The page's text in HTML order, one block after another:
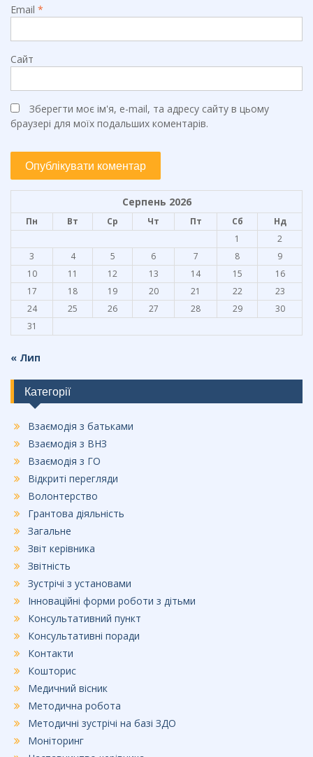
Email *
Сайт
Зберегти моє ім'я, e-mail, та адресу сайту в цьому
браузері для моїх подальших коментарів.
Серпень 2026
Пн Вт Ср Чт Пт Сб
Нд
1
2
3
4 5 6 7 8
9
10
11 12 13 14 15
16
17
18 19 20 21 22
23
24
25 26 27 28 29
30
31
« Лип
Категорії
Взаємодія з батьками
Взаємодія з ВНЗ
Взаємодія з ГО
Відкриті перегляди
Волонтерство
Грантова діяльність
Загальне
Звіт керівника
Звітність
Зустрічі з установами
Інноваційні форми роботи з дітьми
Консультативний пункт
Консультативні поради
Контакти
Кошторис
Медичний вісник
Методична робота
Методичні зустрічі на базі ЗДО
Моніторинг